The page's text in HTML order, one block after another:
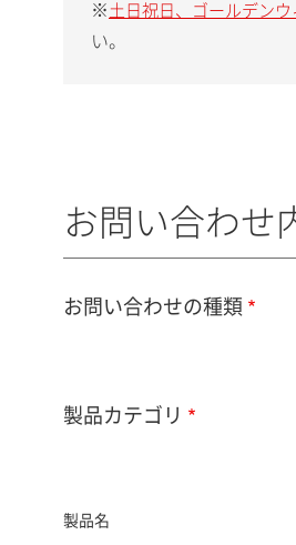
※ 土日祝日、ゴールデン
い。
お問い合わせ
お問い合わせの種類
製品カテゴリ
製品名